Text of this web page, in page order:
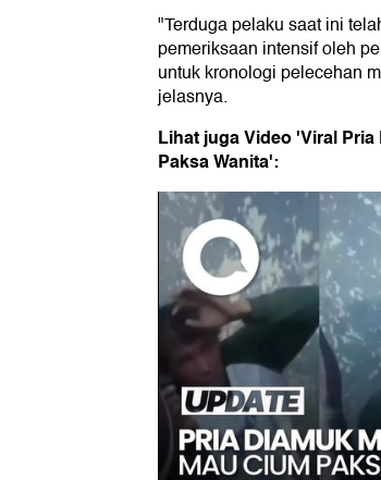
"Terduga pelaku saat ini
pemeriksaan intensif oleh
untuk kronologi pelecehan
jelasnya.
Lihat juga Video 'Viral
Paksa Wanita':